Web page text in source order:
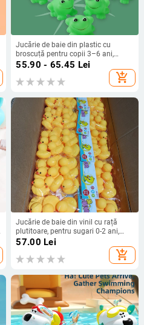
Jucărie de baie din plastic cu
broscuță pentru copii 3–6 ani,
jucărie de apăsare cu muzică,
certificat 3C 2024012202607355
55.90 - 65.45 Lei
add_shopping_cart
Jucărie de baie din vinil cu rață
plutitoare, pentru sugari 0-2 ani,
ambalaj OPP
57.00 Lei
add_shopping_cart